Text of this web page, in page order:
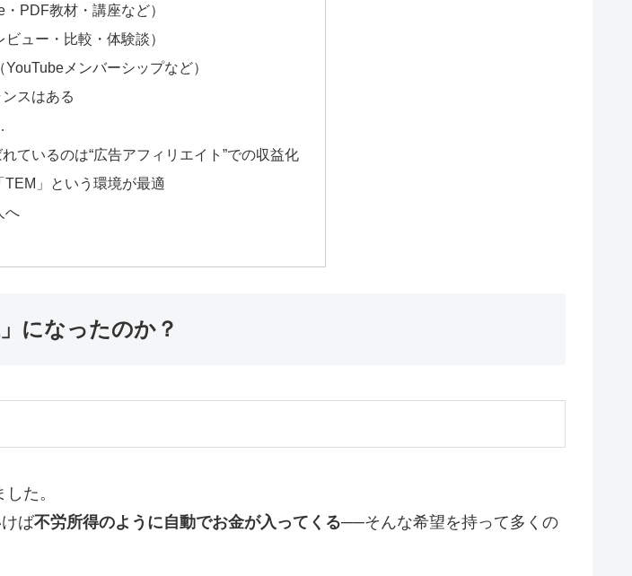
PDF教材・講座など）
ュー・比較・体験談）
メンバーシップなど）
スはある
ているのは“広告アフィリエイト”での収益化
」という環境が最適
へ
になったのか？
た。
ば不労所得のように自動でお金が入ってくる──そんな希望を持って多くの